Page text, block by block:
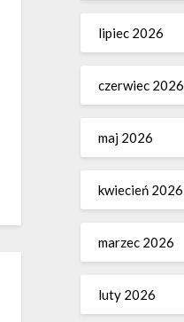
lipiec 2026
czerwiec 2026
maj 2026
kwiecień 2026
marzec 2026
luty 2026